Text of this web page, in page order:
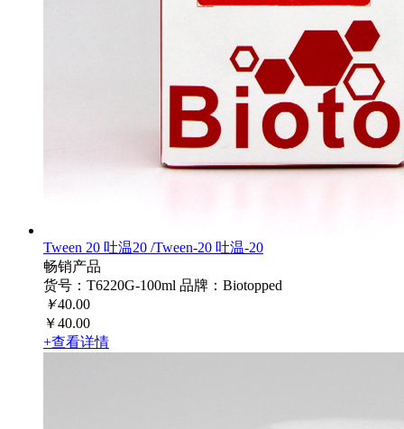
Tween 20 吐温20 /Tween-20 吐温-20
畅销产品
货号：T6220G-100ml 品牌：Biotopped
￥40.00
￥40.00
+查看详情